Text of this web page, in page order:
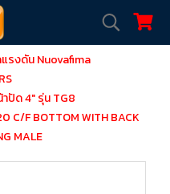
แรงดัน Nuovafima
ปัด 4" รุ่น TG8
C/F BOTTOM WITH BACK
MALE